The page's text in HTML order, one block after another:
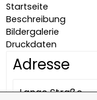
Startseite
Beschreibung
Bildergalerie
Druckdaten
Adresse
Lange Straße